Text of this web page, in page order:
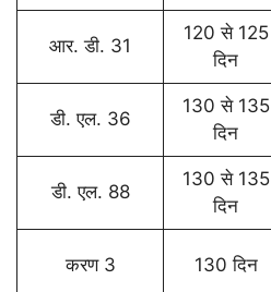
आर. डी. 31
120 से 125
दिन
डी. एल. 36
130 से 135
दिन
डी. एल. 88
130 से 135
दिन
करण 3 130 दिन